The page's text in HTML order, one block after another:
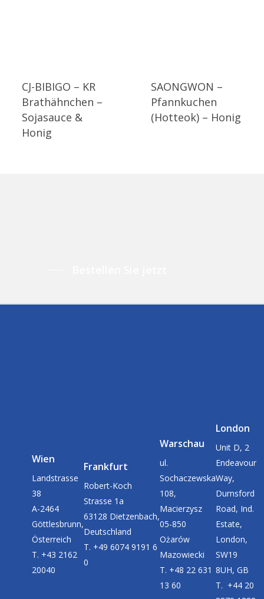
CJ-BIBIGO – KR
Brathähnchen –
Sojasauce &
Honig
SAONGWON –
Pfannkuchen
(Hotteok) – Honig
Wien
Landstrasse
38
A-2464
Göttlesbrunn,
Österreich
T. +43 2162
20040
Frankfurt
Robert-Koch
Strasse 1a
63128 Dietzenbach,
Deutschland
T. +49 6074 9191 6
0
Warschau
ul.
Sochaczewska
108,
Macierzysz
05-850
Ożarów
Mazowiecki
T. +48 22 631
13 60
London
Unit D, 2
Endeavour
Way,
Durnsford
Road, Ind.
Estate,
London,
SW19
8UH, GB
T. +44 20